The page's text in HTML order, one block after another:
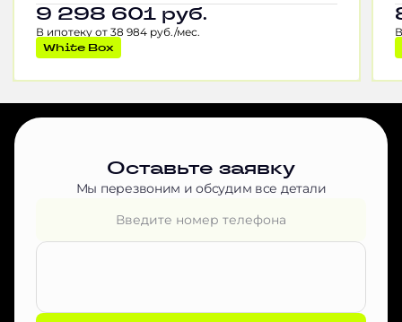
9 298 601 руб.
В ипотеку от 38 984 руб./мес.
White Box
Оставьте заявку
Мы перезвоним и обсудим все детали